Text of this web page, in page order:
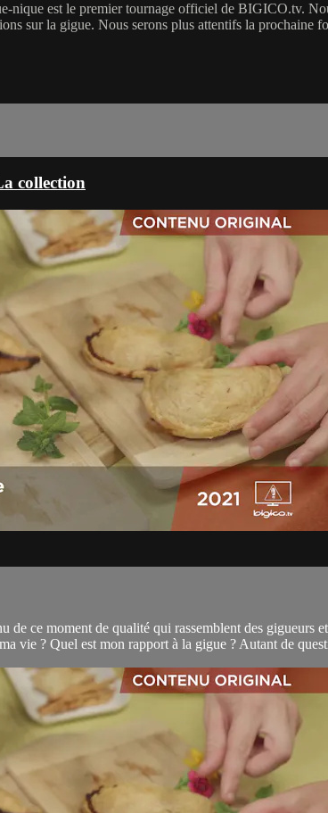
nique est le premier tournage officiel de BIGICO.tv.
sur la gigue. Nous serons plus attentifs la prochaine
collection
de ce moment de qualité qui rassemblent des
vie ? Quel est mon rapport à la gigue ? Autant de